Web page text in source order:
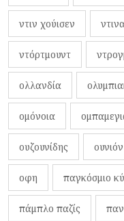
ντιν χούισεν
ντόρτμουντ
ολλανδία
ομόνοια
ουζουνίδης
οφη παγκόσμιο
πάμπλο παζίς